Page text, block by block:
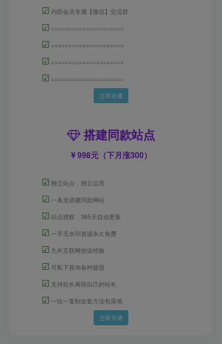
☑ 内部会员专属【微信】交流群
☑ =====================
☑ =====================
☑ =====================
☑ =====================
立即开通
搭建同款站点
998元（下月涨300）
☑ 独立站点，独立运营
☑ 一条龙搭建同款网站
☑ 站点授权，365天自动更新
☑ 一手无水印资源永久免费
☑ 九年互联网创业经验
☑ 可私下咨询各种疑惑
☑ 支持站长再招自己的站长
☑ 一比一复制全套方法包落地
立即开通